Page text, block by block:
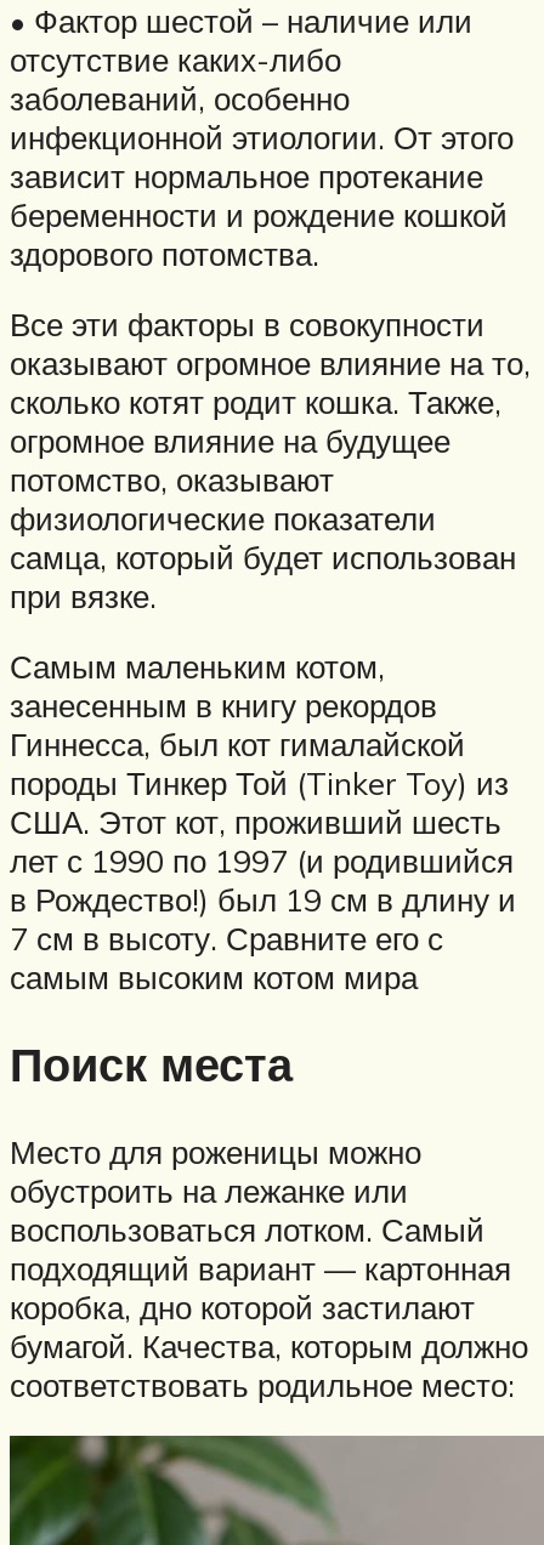
• Фактор шестой – наличие или
отсутствие каких-либо
заболеваний, особенно
инфекционной этиологии. От этого
зависит нормальное протекание
беременности и рождение кошкой
здорового потомства.
Все эти факторы в совокупности
оказывают огромное влияние на то,
сколько котят родит кошка. Также,
огромное влияние на будущее
потомство, оказывают
физиологические показатели
самца, который будет использован
при вязке.
Самым маленьким котом,
занесенным в книгу рекордов
Гиннесса, был кот гималайской
породы Тинкер Той (Tinker Toy) из
США. Этот кот, проживший шесть
лет с 1990 по 1997 (и родившийся
в Рождество!) был 19 см в длину и
7 см в высоту. Сравните его с
самым высоким котом мира
Поиск места
Место для роженицы можно
обустроить на лежанке или
воспользоваться лотком. Самый
подходящий вариант — картонная
коробка, дно которой застилают
бумагой. Качества, которым должно
соответствовать родильное место: